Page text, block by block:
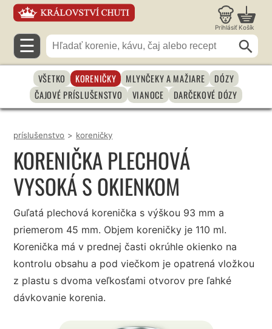
Prihlásiť Košík
☰
VŠETKO KORENIČKY MLYNČEKY A MAŽIARE
DÓZY
ČAJOVÉ PRÍSLUŠENSTVO
VIANOCE DARČEKOVÉ DÓZY
príslušenstvo > koreničky
KORENIČKA PLECHOVÁ
VYSOKÁ S OKIENKOM
Guľatá plechová korenička s výškou 93 mm a
priemerom 45 mm. Objem koreničky je 110 ml.
Korenička má v prednej časti okrúhle okienko na
kontrolu obsahu a pod viečkom je opatrená vložkou
z plastu s dvoma veľkosťami otvorov pre ľahké
dávkovanie korenia.